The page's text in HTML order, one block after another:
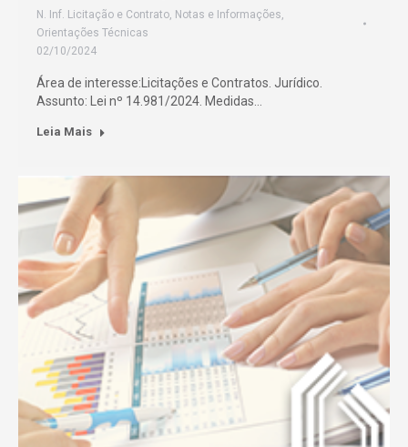
N. Inf. Licitação e Contrato, Notas e Informações,
Orientações Técnicas
02/10/2024
Área de interesse:Licitações e Contratos. Jurídico.
Assunto: Lei nº 14.981/2024. Medidas…
Leia Mais